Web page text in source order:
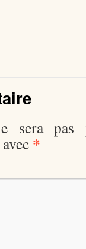
sera pas
*